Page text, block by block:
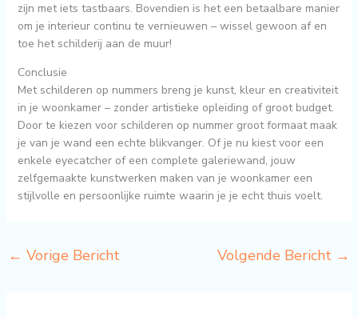
zijn met iets tastbaars. Bovendien is het een betaalbare manier
om je interieur continu te vernieuwen – wissel gewoon af en
toe het schilderij aan de muur!
Conclusie
Met schilderen op nummers breng je kunst, kleur en creativiteit
in je woonkamer – zonder artistieke opleiding of groot budget.
Door te kiezen voor schilderen op nummer groot formaat maak
je van je wand een echte blikvanger. Of je nu kiest voor een
enkele eyecatcher of een complete galeriewand, jouw
zelfgemaakte kunstwerken maken van je woonkamer een
stijlvolle en persoonlijke ruimte waarin je je echt thuis voelt.
← Vorige Bericht Volgende Bericht →